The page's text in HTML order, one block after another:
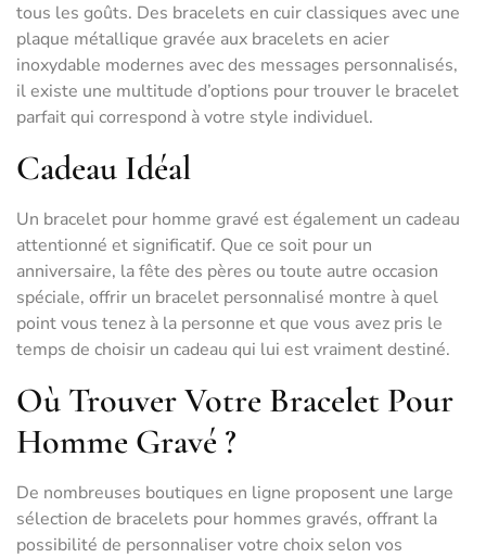
tous les goûts. Des bracelets en cuir classiques avec une
plaque métallique gravée aux bracelets en acier
inoxydable modernes avec des messages personnalisés,
il existe une multitude d’options pour trouver le bracelet
parfait qui correspond à votre style individuel.
Cadeau Idéal
Un bracelet pour homme gravé est également un cadeau
attentionné et significatif. Que ce soit pour un
anniversaire, la fête des pères ou toute autre occasion
spéciale, offrir un bracelet personnalisé montre à quel
point vous tenez à la personne et que vous avez pris le
temps de choisir un cadeau qui lui est vraiment destiné.
Où Trouver Votre Bracelet Pour
Homme Gravé ?
De nombreuses boutiques en ligne proposent une large
sélection de bracelets pour hommes gravés, offrant la
possibilité de personnaliser votre choix selon vos